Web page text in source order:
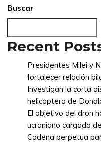
Buscar
Recent
Presidentes Milei y
fortalecer relación
Investigan la corta
helicóptero de
El objetivo del dron
ucraniano cargado
Cadena perpetua